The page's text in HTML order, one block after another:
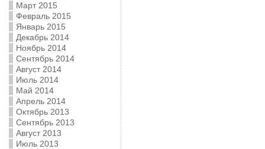
Март 2015
Февраль 2015
Январь 2015
Декабрь 2014
Ноябрь 2014
Сентябрь 2014
Август 2014
Июль 2014
Май 2014
Апрель 2014
Октябрь 2013
Сентябрь 2013
Август 2013
Июль 2013